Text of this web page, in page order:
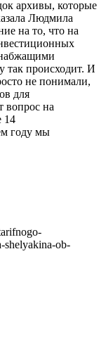
архивы, которые
Людмила
на то, что на
так происходит. И
не понимали,
для
вопрос на
14
году мы
shelyakina-ob-